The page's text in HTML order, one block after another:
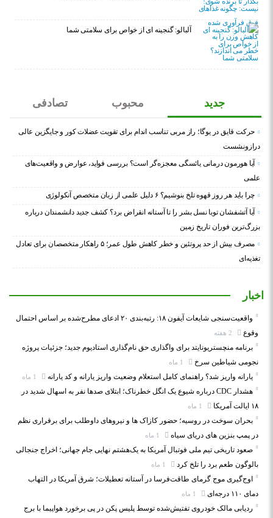
آلبالو: گنجینه ای از خواص برای سلامتی شما
جدید محبوب تصادفی
حرکت قایق در یوگا؛ راز مربی تناسب اندام برای تقویت عضلات کور و جایگزین عالی
درازونشست
آیا هورمون درمانی یائسگی معجزه‌گر است؟ بررسی فواید، عوارض و واقعیت‌های
علمی
چرا باید هر روز قهوه تلخ بنوشیم؟ ۶ دلیل علمی از زبان متخصص آنکولوژی
آیا آتشفشان توبا نسل بشر را تا آستانه انقراض برد؟ کشف جدید دانشمندان درباره
بزرگ‌ترین فوران تاریخ زمین
مصرف بیش از حد پروتئین و خطر کاهش طول عمر؛ ۵ راهکار متخصصان برای تعادل
تغذیه‌ای
اخبار
واقعیت‌سنجی شایعات آیفون ۱۸: رتبه‌بندی ۲۰ ادعای مطرح‌شده بر اساس احتمال
وقوع
برنامه منچستریونایتد برای واگذاری حق نام‌گذاری استادیوم جدید؛ جزئیات پروژه
نجومی شیاطین سرخ
یارانه واریز شد؟ راهنمای کامل استعلام وضعیت واریز یارانه و کد یارانه
هشدار CDC درباره شیوع یک انگل خطرناک؛ ابتلای صدها نفر به اسهال شدید در
۱۸ ایالت آمریکا
بحران سوخت در روسیه؛ حضور کازاک‌ ها و نیروهای داوطلب برای برقراری نظم
در پمپ بنزین‌ های دریای سیاه
صعود تاریخی تیم ملی فوتبال آمریکا به یک‌هشتم نهایی جام جهانی؛ اخراج جنجالی
بالوگون طعم برد را تلخ کرد
اوج‌گیری موج گرمای طاقت‌فرسا در آستانه تعطیلات؛ شرق آمریکا در التهاب
دمای ۱۱۰ درجه‌ای
ردیابی مالک خودروی تفتیش‌شده توسط پلیس پکن در پی برخورد هواپیما با برج